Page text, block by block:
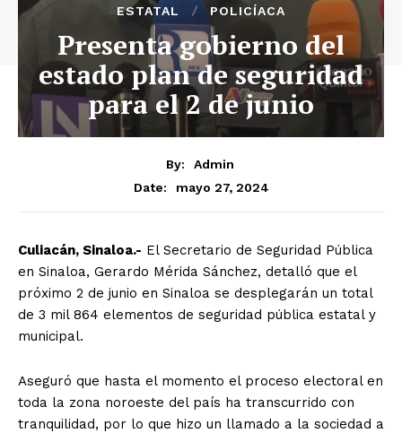
ESTATAL POLICÍACA
Presenta gobierno del
estado plan de seguridad
para el 2 de junio
By:
Admin
Date:
mayo 27, 2024
Culiacán, Sinaloa.- El Secretario de Seguridad Pública
en Sinaloa, Gerardo Mérida Sánchez, detalló que el
próximo 2 de junio en Sinaloa se desplegarán un total
de 3 mil 864 elementos de seguridad pública estatal y
municipal.
Aseguró que hasta el momento el proceso electoral en
toda la zona noroeste del país ha transcurrido con
tranquilidad, por lo que hizo un llamado a la sociedad a